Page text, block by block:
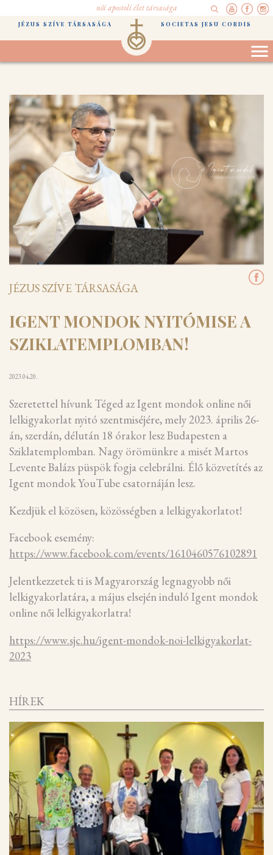
női apostoli élet társasága
JÉZUS SZÍVE TÁRSASÁGA SOCIETAS JESU CORDIS
JÉZUS SZÍVE TÁRSASÁGA
IGENT MONDOK NYITÓMISE A
SZIKLATEMPLOMBAN!
2023.04.20.
Szeretettel hívunk Téged az Igent mondok online női
lelkigyakorlat nyitó szentmiséjére, mely 2023. április 26-
án, szerdán, délután 18 órakor lesz Budapesten a
Sziklatemplomban. Nagy örömünkre a misét Martos
Levente Balázs püspök fogja celebrálni. Élő közvetítés az
Igent mondok YouTube csatornáján lesz.
Kezdjük el közösen, közösségben a lelkigyakorlatot!
Facebook esemény:
https://www.facebook.com/events/1610460576102891
Jelentkezzetek ti is Magyarország legnagyobb női
lelkigyakorlatára, a május elsején induló Igent mondok
online női lelkigyakorlatra!
https://www.sjc.hu/igent-mondok-noi-lelkigyakorlat-
2023
HÍREK